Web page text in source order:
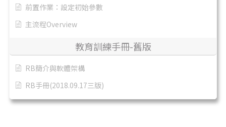
前置作業：設定初始參數
主流程Overview
教育訓練手冊-舊版
RB簡介與軟體架構
RB手冊(2018.09.17三版)